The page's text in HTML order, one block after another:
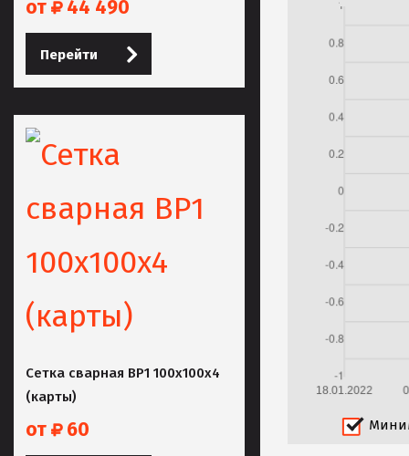
от 44 490
Перейти
Сетка сварная ВР1 100х100х4
(карты)
от 60